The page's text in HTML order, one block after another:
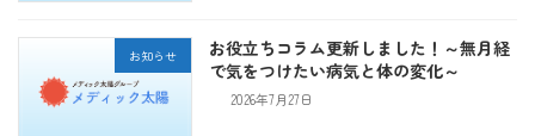
お知らせ
お役立ちコラム更新しました！～無月経
で気をつけたい病気と体の変化～
2026年7月27日